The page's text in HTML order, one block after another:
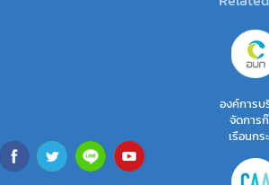
องค์การบ
จัดการ
เรือนกร